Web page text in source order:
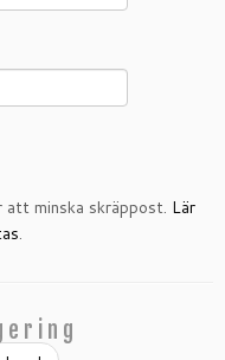
minska skräppost. Lär
.